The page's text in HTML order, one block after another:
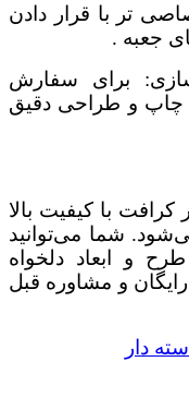
تر با قرار دادن
جعبه .
برای سفارش
چاپ و طراحی دقیق
کرافت با کیفیت بالا
شما می‌توانید
و ابعاد دلخواه
و مشاوره قبل
دار